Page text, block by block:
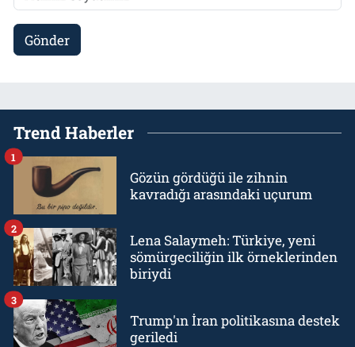
Gönder
Trend Haberler
Gözün gördüğü ile zihnin
kavradığı arasındaki uçurum
1
Lena Salaymeh: Türkiye, yeni
sömürgeciliğin ilk örneklerinden
biriydi
2
Trump'ın İran politikasına destek
geriledi
3